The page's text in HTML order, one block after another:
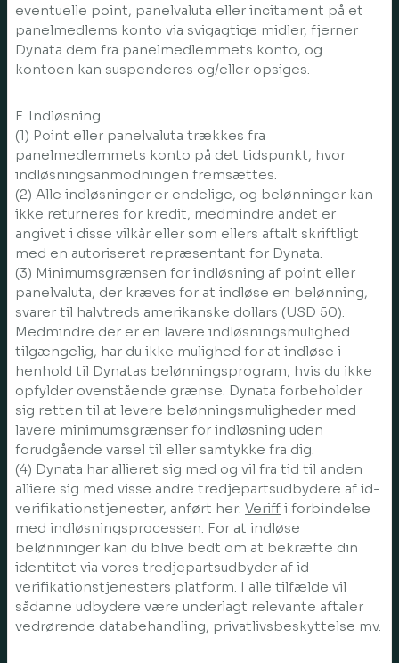
eventuelle point, panelvaluta eller incitament på et
panelmedlems konto via svigagtige midler, fjerner
Dynata dem fra panelmedlemmets konto, og
kontoen kan suspenderes og/eller opsiges.
F. Indløsning
(1) Point eller panelvaluta trækkes fra
panelmedlemmets konto på det tidspunkt, hvor
indløsningsanmodningen fremsættes.
(2) Alle indløsninger er endelige, og belønninger kan
ikke returneres for kredit, medmindre andet er
angivet i disse vilkår eller som ellers aftalt skriftligt
med en autoriseret repræsentant for Dynata.
(3) Minimumsgrænsen for indløsning af point eller
panelvaluta, der kræves for at indløse en belønning,
svarer til halvtreds amerikanske dollars (USD 50).
Medmindre der er en lavere indløsningsmulighed
tilgængelig, har du ikke mulighed for at indløse i
henhold til Dynatas belønningsprogram, hvis du ikke
opfylder ovenstående grænse. Dynata forbeholder
sig retten til at levere belønningsmuligheder med
lavere minimumsgrænser for indløsning uden
forudgående varsel til eller samtykke fra dig.
(4) Dynata har allieret sig med og vil fra tid til anden
alliere sig med visse andre tredjepartsudbydere af id-
verifikationstjenester, anført her: Veriff i forbindelse
med indløsningsprocessen. For at indløse
belønninger kan du blive bedt om at bekræfte din
identitet via vores tredjepartsudbyder af id-
verifikationstjenesters platform. I alle tilfælde vil
sådanne udbydere være underlagt relevante aftaler
vedrørende databehandling, privatlivsbeskyttelse mv.